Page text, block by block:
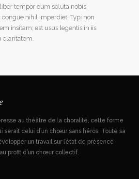
tempor cum soluta nobis
nihil imperdiet. Typi non
insitam; est usus legentis in iis
claritatem.
au théâtre de la choralité, cette forme
serait celui d’un chœur sans héros. Toute sa
un travail sur l’état de présence
profit d’un chœur collectif.